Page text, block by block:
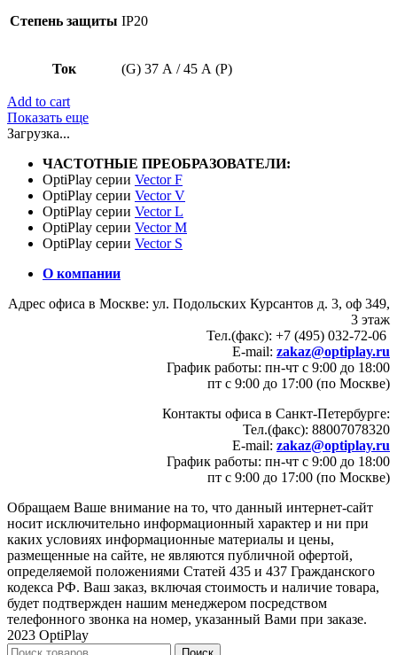
Степень защиты IP20
Ток (G) 37 А / 45 А (P)
Add to cart
Показать еще
Загрузка...
ЧАСТОТНЫЕ ПРЕОБРАЗОВАТЕЛИ:
OptiPlay серии Vector F
OptiPlay серии Vector V
OptiPlay серии Vector L
OptiPlay серии Vector M
OptiPlay серии Vector S
О компании
Адрес офиса в Москве: ул. Подольских Курсантов д. 3, оф 349,
3 этаж
Тел.(факс): +7 (495) 032-72-06
E-mail: zakaz@optiplay.ru
График работы: пн-чт с 9:00 до 18:00
пт с 9:00 до 17:00 (по Москве)
Контакты офиса в Санкт-Петербурге:
Тел.(факс): 88007078320
E-mail: zakaz@optiplay.ru
График работы: пн-чт с 9:00 до 18:00
пт с 9:00 до 17:00 (по Москве)
Обращаем Ваше внимание на то, что данный интернет-сайт
носит исключительно информационный характер и ни при
каких условиях информационные материалы и цены,
размещенные на сайте, не являются публичной офертой,
определяемой положениями Статей 435 и 437 Гражданского
кодекса РФ. Ваш заказ, включая стоимость и наличие товара,
будет подтвержден нашим менеджером посредством
телефонного звонка на номер, указанный Вами при заказе.
2023 OptiPlay